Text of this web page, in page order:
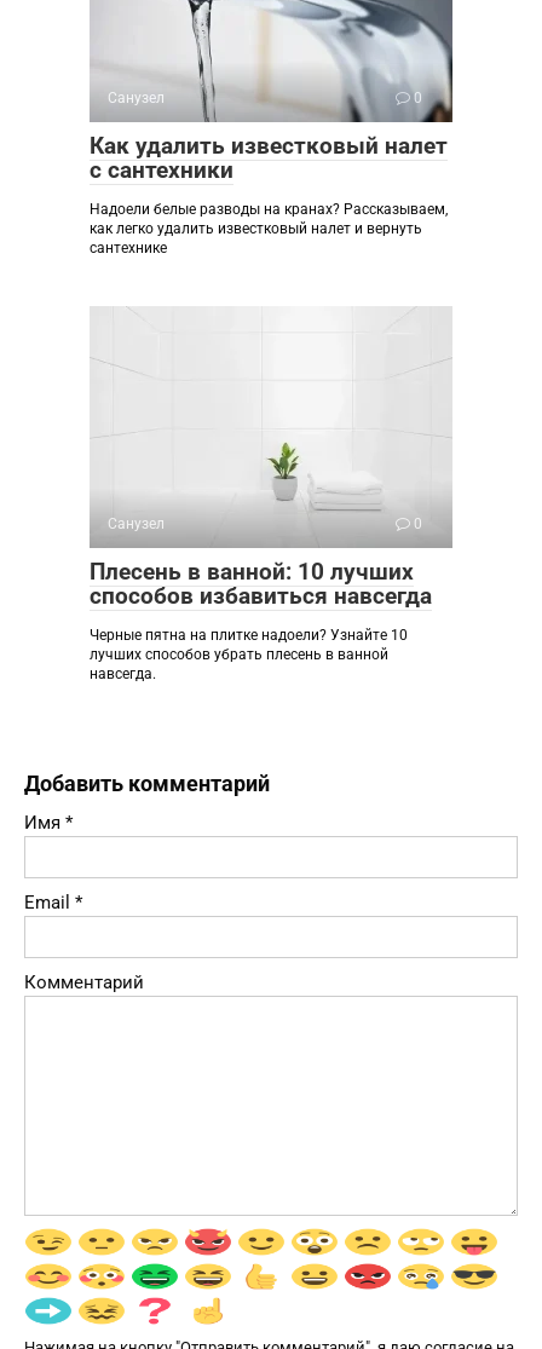
Санузел 0
Как удалить известковый налет
с сантехники
Надоели белые разводы на кранах? Рассказываем,
как легко удалить известковый налет и вернуть
сантехнике
Санузел 0
Плесень в ванной: 10 лучших
способов избавиться навсегда
Черные пятна на плитке надоели? Узнайте 10
лучших способов убрать плесень в ванной
навсегда.
Добавить комментарий
Имя *
Email *
Комментарий